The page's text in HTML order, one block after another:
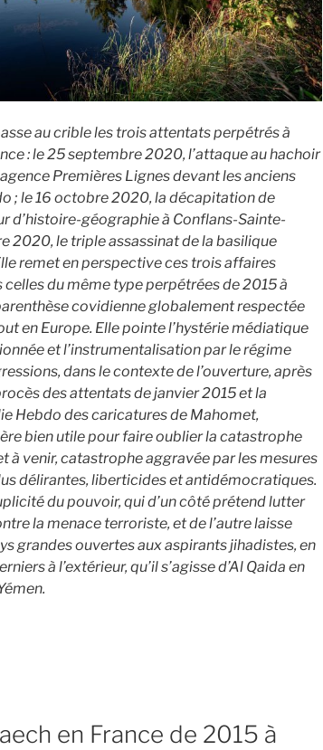
au crible les trois attentats perpétrés à
: le 25 septembre 2020, l’attaque au hachoir
Premières Lignes devant les anciens
; le 16 octobre 2020, la décapitation de
d’histoire-géographie à Conflans-Sainte-
2020, le triple assassinat de la basilique
remet en perspective ces trois affaires
du même type perpétrées de 2015 à
covidienne globalement respectée
en Europe. Elle pointe l’hystérie médiatique
et l’instrumentalisation par le régime
dans le contexte de l’ouverture, après
des attentats de janvier 2015 et la
Hebdo des caricatures de Mahomet,
bien utile pour faire oublier la catastrophe
à venir, catastrophe aggravée par les mesures
délirantes, liberticides et antidémocratiques.
du pouvoir, qui d’un côté prétend lutter
la menace terroriste, et de l’autre laisse
grandes ouvertes aux aspirants jihadistes, en
à l’extérieur, qu’il s’agisse d’Al Qaida en
en France de 2015 à